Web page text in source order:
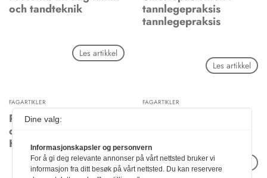
och tandteknik
Les artikkel
tannlegepraksis
tannlegepraksis
Les artikkel
FAGARTIKLER
Praktiske
opplysninger: Folkets
Hus i Oslo
FAGARTIKLER
Les artikkel
Dine valg:
Informasjonskapsler og personvern
For å gi deg relevante annonser på vårt nettsted bruker vi
informasjon fra ditt besøk på vårt nettsted. Du kan reservere